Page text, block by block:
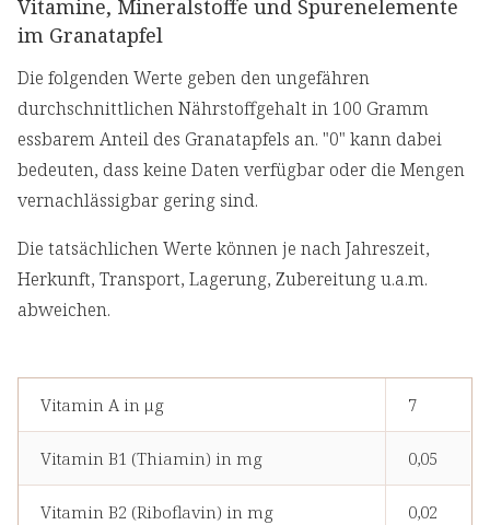
Vitamine, Mineralstoffe und Spurenelemente
im Granatapfel
Die folgenden Werte geben den ungefähren
durchschnittlichen Nährstoffgehalt in 100 Gramm
essbarem Anteil des Granatapfels an. "0" kann dabei
bedeuten, dass keine Daten verfügbar oder die Mengen
vernachlässigbar gering sind.
Die tatsächlichen Werte können je nach Jahreszeit,
Herkunft, Transport, Lagerung, Zubereitung u.a.m.
abweichen.
Vitamin A in μg 7
Vitamin B1 (Thiamin) in mg 0,05
Vitamin B2 (Riboflavin) in mg 0,02